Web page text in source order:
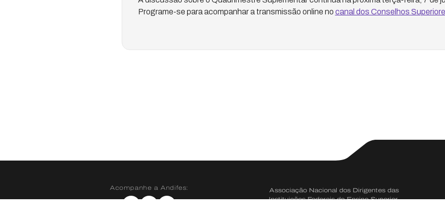
Programe-se para acompanhar a transmissão online no canal dos Conselhos
Acompanhe a Andifes:
Associação Nacional dos Dirigentes das
Instituições Federais de Ensino Superior.